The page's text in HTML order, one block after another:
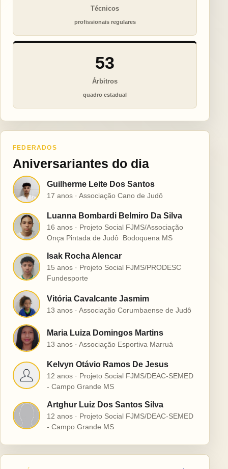
Técnicos
profissionais regulares
53
Árbitros
quadro estadual
FEDERADOS
Aniversariantes do dia
G Guilherme Leite Dos Santos
17 anos · Associação Cano de Judô
L
Luanna Bombardi Belmiro Da Silva
16 anos · Projeto Social FJMS/Associação
Onça Pintada de Judô  Bodoquena MS
I
Isak Rocha Alencar
15 anos · Projeto Social FJMS/PRODESC
Fundesporte
V Vitória Cavalcante Jasmim
13 anos · Associação Corumbaense de Judô
M Maria Luiza Domingos Martins
13 anos · Associação Esportiva Marruá
K
Kelvyn Otávio Ramos De Jesus
12 anos · Projeto Social FJMS/DEAC-SEMED
- Campo Grande MS
Artghur Luiz Dos Santos Silva
12 anos · Projeto Social FJMS/DEAC-SEMED
- Campo Grande MS